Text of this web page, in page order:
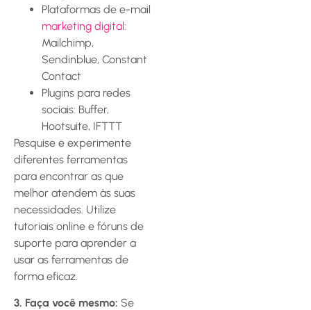
Plataformas de e-mail
marketing digital:
Mailchimp,
Sendinblue, Constant
Contact
Plugins para redes
sociais: Buffer,
Hootsuite, IFTTT
Pesquise e experimente
diferentes ferramentas
para encontrar as que
melhor atendem às suas
necessidades. Utilize
tutoriais online e fóruns de
suporte para aprender a
usar as ferramentas de
forma eficaz.
3. Faça você mesmo: Se